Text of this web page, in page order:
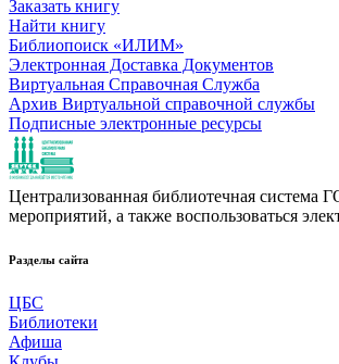
Заказать книгу
Найти книгу
Библиопоиск «ИЛИМ»
Электронная Доставка Документов
Виртуальная Справочная Служба
Архив Виртуальной справочной службы
Подписные электронные ресурсы
Централизованная библиотечная система
мероприятий, а также воспользоваться
Разделы сайта
ЦБС
Библиотеки
Афиша